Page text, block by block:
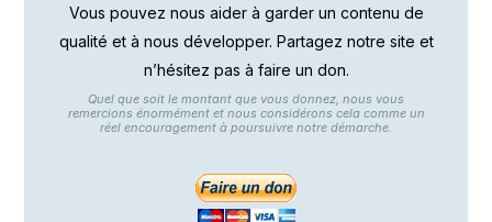
Vous pouvez nous aider à garder un contenu de
qualité et à nous développer. Partagez notre site et
n’hésitez pas à faire un don.
Quel que soit le montant que vous donnez, nous vous
remercions énormément et nous considérons cela comme un
réel encouragement à poursuivre notre démarche.